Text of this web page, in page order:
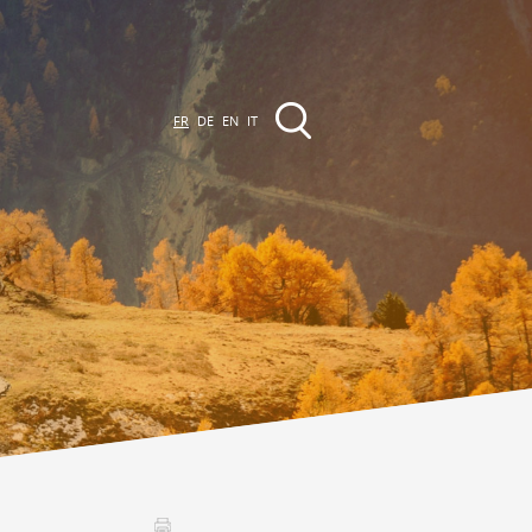
&
dans la région
des Manifestations
FR DE EN IT